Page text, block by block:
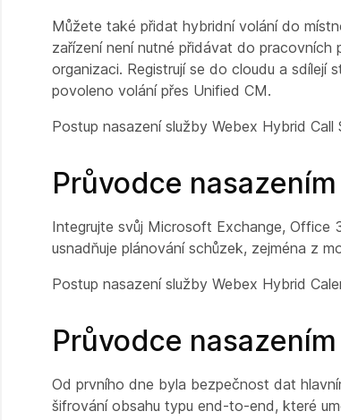
Můžete také přidat hybridní volání do
zařízení není nutné přidávat do
organizaci. Registrují se do cloudu a sdílejí
povoleno volání přes Unified CM.
Postup nasazení služby Webex Hybrid
Průvodce
Integrujte svůj Microsoft Exchange, Office
usnadňuje plánování schůzek, zejména z
Postup nasazení služby Webex Hybrid
Průvodce
Od prvního dne byla bezpečnost dat
šifrování obsahu typu end-to-end, které